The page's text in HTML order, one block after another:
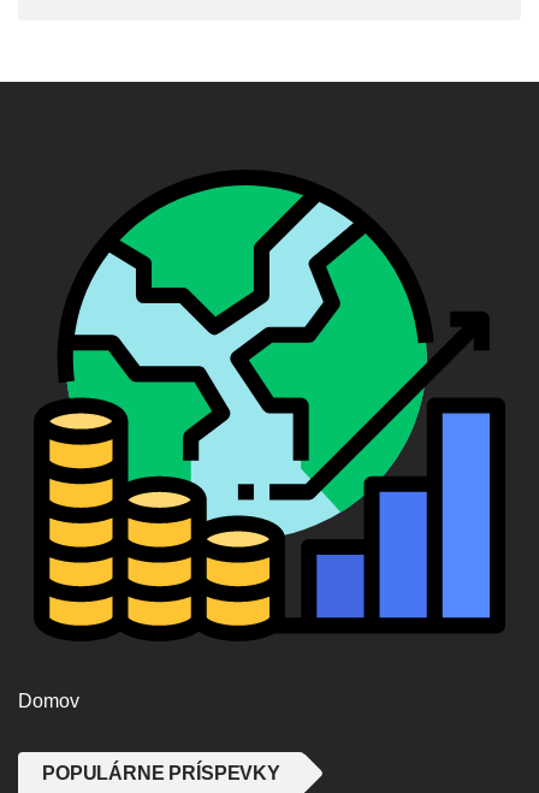
Domov
POPULÁRNE PRÍSPEVKY